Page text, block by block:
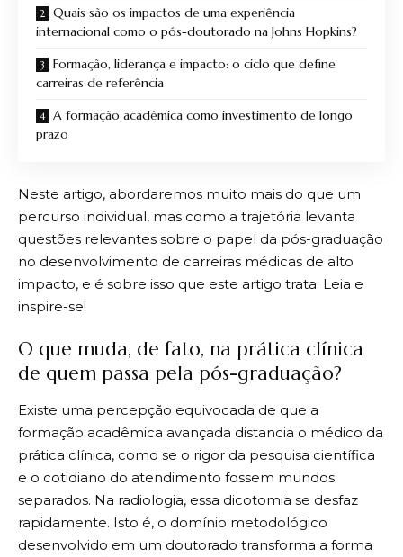
Quais são os impactos de uma experiência
internacional como o pós-doutorado na Johns Hopkins?
Formação, liderança e impacto: o ciclo que define
carreiras de referência
A formação acadêmica como investimento de longo
prazo
Neste artigo, abordaremos muito mais do que um
percurso individual, mas como a trajetória levanta
questões relevantes sobre o papel da pós-graduação
no desenvolvimento de carreiras médicas de alto
impacto, e é sobre isso que este artigo trata. Leia e
inspire-se!
O que muda, de fato, na prática clínica
de quem passa pela pós-graduação?
Existe uma percepção equivocada de que a
formação acadêmica avançada distancia o médico da
prática clínica, como se o rigor da pesquisa científica
e o cotidiano do atendimento fossem mundos
separados. Na radiologia, essa dicotomia se desfaz
rapidamente. Isto é, o domínio metodológico
desenvolvido em um doutorado transforma a forma